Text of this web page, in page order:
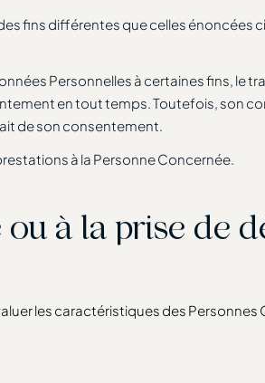
fins différentes que celles énoncées
Personnelles à certaines fins, le
en tout temps. Toutefois, son
de son consentement.
à la Personne Concernée.
à la prise de
les caractéristiques des Personnes